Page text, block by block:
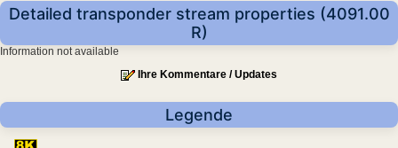
Detailed transponder stream properties (4091.00
R)
Information not available
Ihre Kommentare / Updates
Legende